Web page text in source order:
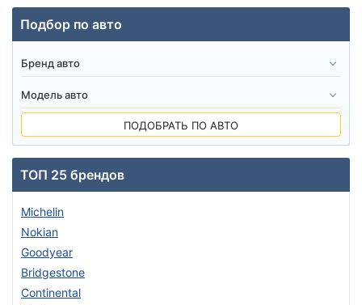
Подбор по авто
ПОДОБРАТЬ ПО АВТО
ТОП 25 брендов
Michelin
Nokian
Goodyear
Bridgestone
Continental